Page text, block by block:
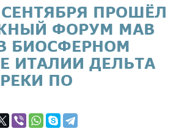
ПРОШЁЛ
ФОРУМ MAB
БИОСФЕРНОМ
ИТАЛИИ ДЕЛЬТА
РЕКИ ПО